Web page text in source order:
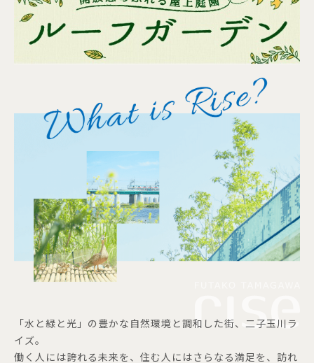
「水と緑と光」の豊かな自然環境と調和した街、二子玉川ラ
イズ。
働く人には誇れる未来を、住む人にはさらなる満足を、訪れ